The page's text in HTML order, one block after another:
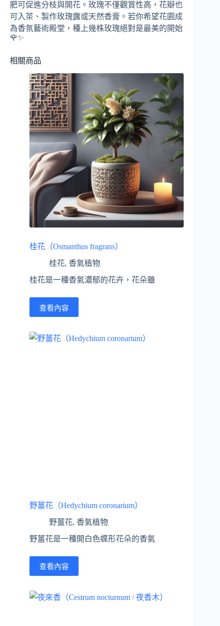
肥可促進分枝與開花。玫瑰不僅觀賞性高，花瓣也
可入茶、製作玫瑰露或天然香膏。若你希望花園成
為香氛藝術殿堂，種上幾株玫瑰絕對是最美的開始
🌹✨
相關商品
桂花（Osmanthus fragrans）
桂花, 香氣植物
桂花是一種香氣濃郁的花卉，花朵雖
查看內容
野薑花（Hedychium coronarium）
野薑花, 香氣植物
野薑花是一種開白色蝶形花朵的香氣
查看內容